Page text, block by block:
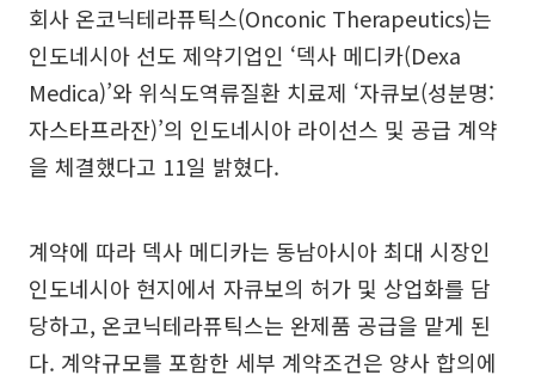
회사 온코닉테라퓨틱스(Onconic Therapeutics)는
인도네시아 선도 제약기업인 ‘덱사 메디카(Dexa
Medica)’와 위식도역류질환 치료제 ‘자큐보(성분명:
자스타프라잔)’의 인도네시아 라이선스 및 공급 계약
을 체결했다고 11일 밝혔다.
계약에 따라 덱사 메디카는 동남아시아 최대 시장인
인도네시아 현지에서 자큐보의 허가 및 상업화를 담
당하고, 온코닉테라퓨틱스는 완제품 공급을 맡게 된
다. 계약규모를 포함한 세부 계약조건은 양사 합의에